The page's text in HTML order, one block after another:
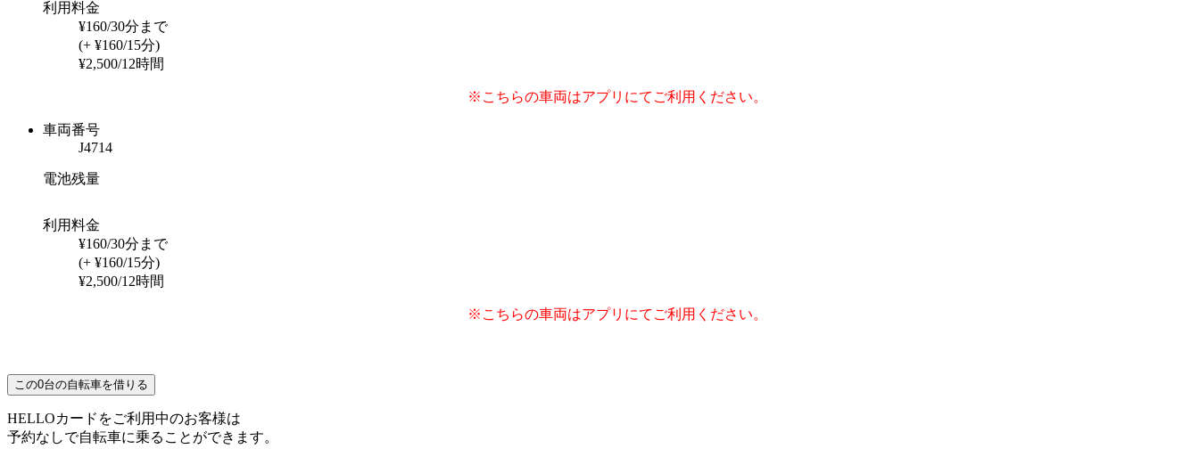
利用料金
¥160/30分まで
(+ ¥160/15分)
¥2,500/12時間
※こちらの車両はアプリにてご利用ください。
車両番号
J4714
電池残量
利用料金
¥160/30分まで
(+ ¥160/15分)
¥2,500/12時間
※こちらの車両はアプリにてご利用ください。
この0台の自転車を借りる
HELLOカードをご利用中のお客様は
予約なしで自転車に乗ることができます。